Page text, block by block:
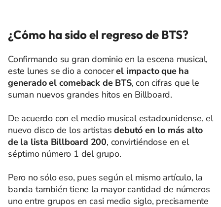
¿Cómo ha sido el regreso de BTS?
Confirmando su gran dominio en la escena musical,
este lunes se dio a conocerel impacto que ha
generado el comeback de BTS, con cifras que le
suman nuevos grandes hitos en Billboard.
De acuerdo con el medio musical estadounidense, el
nuevo disco de los artistas debutó en lo más alto
de la lista Billboard 200, convirtiéndose en el
séptimo número 1 del grupo.
Pero no sólo eso, pues según el mismo artículo, la
banda también tiene la mayor cantidad de números
uno entre grupos en casi medio siglo, precisamente